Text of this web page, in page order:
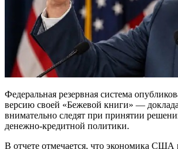
Федеральная резервная система
версию своей «Бежевой книги» —
внимательно следят при принятии
денежно-кредитной политики.
В отчете отмечается, что экономика США